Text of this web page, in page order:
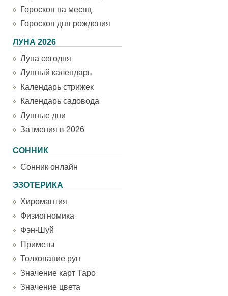
Гороскоп на месяц
Гороскоп дня рождения
ЛУНА 2026
Луна сегодня
Лунный календарь
Календарь стрижек
Календарь садовода
Лунные дни
Затмения в 2026
СОННИК
Сонник онлайн
ЭЗОТЕРИКА
Хиромантия
Физиогномика
Фэн-Шуй
Приметы
Толкование рун
Значение карт Таро
Значение цвета